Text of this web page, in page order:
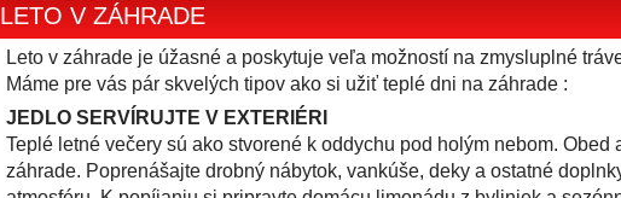
LETO V ZÁHRADE
Leto v záhrade je úžasné a poskytuje veľa možností na zmysluplné
Máme pre vás pár skvelých tipov ako si užiť teplé dni na záhrade :
JEDLO SERVÍRUJTE V EXTERIÉRI
Teplé letné večery sú ako stvorené k oddychu pod holým nebom.
záhrade. Poprenášajte drobný nábytok, vankúše, deky a ostatné